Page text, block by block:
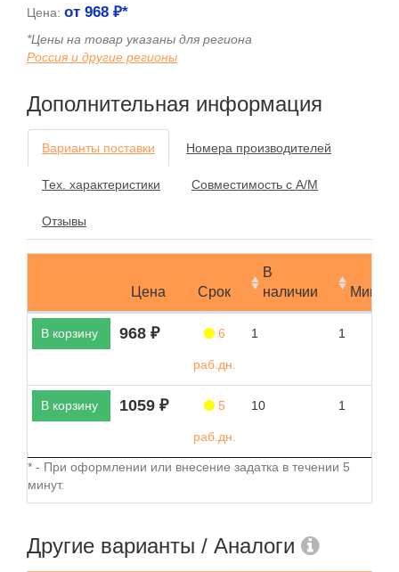
Цена: от 968 ₽*
*Цены на товар указаны для региона
Россия и другие регионы
Дополнительная информация
Варианты поставки Номера производителей
Тех. характеристики Совместимость с А/М
Отзывы
Цена Срок
В
наличии
В корзину 968 ₽ 6
раб.дн.
1 1
В корзину 1059 ₽ 5
раб.дн.
10 1
* - При оформлении или внесение задатка в течении 5
минут.
Другие варианты / Аналоги